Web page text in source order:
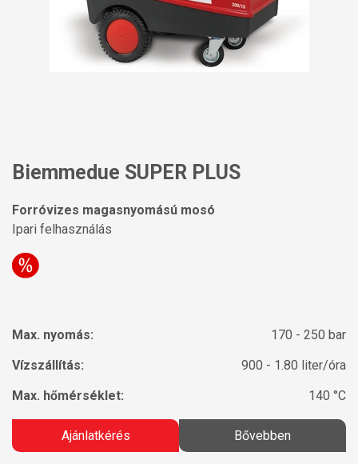
Biemmedue SUPER PLUS
Forróvizes magasnyomású mosó
Ipari felhasználás
Max. nyomás:
170 - 250 bar
Vízszállítás:
900 - 1.80 liter/óra
Max. hőmérséklet:
140 °C
Ajánlatkérés Bővebben